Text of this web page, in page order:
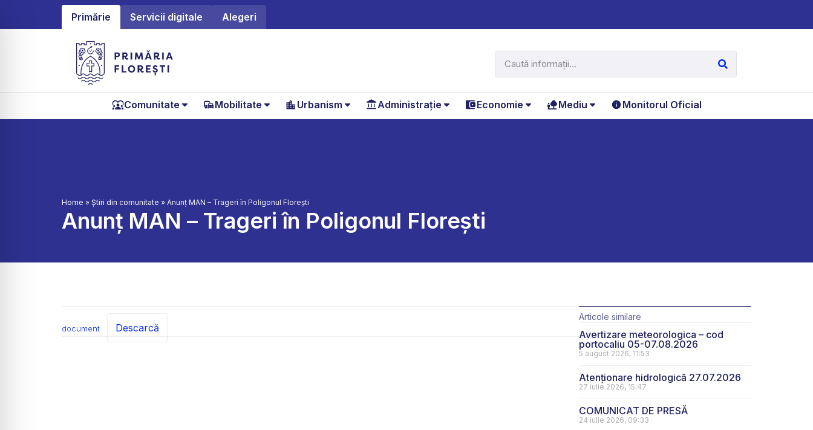
Primărie Servicii digitale Alegeri
Comunitate Mobilitate Urbanism Administrație Economie Mediu Monitorul Oficial
Home » Știri din comunitate » Anunț MAN – Trageri în Poligonul Florești
Anunț MAN – Trageri în Poligonul Florești
document Descarcă
Articole similare
Avertizare meteorologica – cod
portocaliu 05-07.08.2026
5 august 2026, 11:53
Atenționare hidrologică 27.07.2026
27 iulie 2026, 15:47
COMUNICAT DE PRESĂ
24 iulie 2026, 09:33